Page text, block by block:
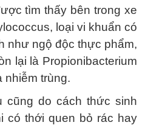
tìm thấy bên trong xe
loại vi khuẩn có
như ngộ độc thực phẩm,
lại là Propionibacterium
nhiễm trùng.
cũng do cách thức sinh
có thới quen bỏ rác hay